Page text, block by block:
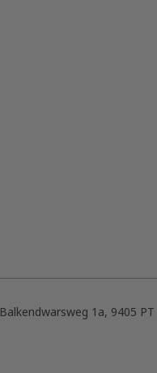
Balkendwarsweg 1a, 9405 PT